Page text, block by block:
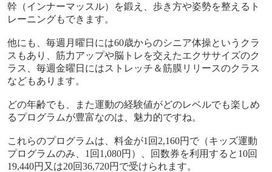
幹（インナーマッスル）を鍛え、歩き方や姿勢を整えるト
レーニングもできます。
他にも、毎週月曜日には60歳からのシニア体操というクラ
スもあり、筋力アップや脳トレを交えたエクササイズのク
ラス、毎週金曜日にはストレッチ＆筋膜リリースのクラス
などもあります。
どの年齢でも、また運動の経験値がどのレベルでも楽しめ
るプログラムが豊富なのは、魅力的ですね。
これらのプログラムは、料金が1 回 2,160円で（キッズ運動
プログラムのみ、 1 回 1,080円）、回数券を利用すると 10回
19,440円又は20回36,720円で受けられます。